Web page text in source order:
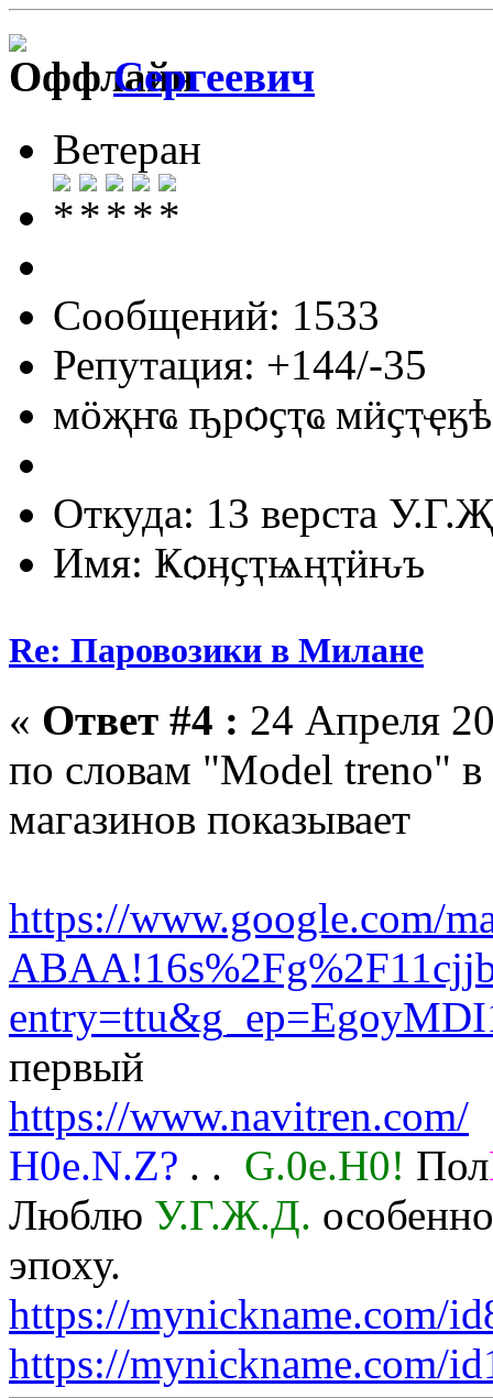
Сергеевич
Ветеран
Сообщений: 1533
Репутация: +144/-35
мӧҗҥҩ ҧрѻҫҭҩ
Откуда: 13 верста
Имя: Ҝѻӊҫҭѩңҭӥԋъ
Re: Паровозики в Милане
« Ответ #4 : 24 Апреля
по словам "Model treno"
магазинов показывает
https://www.google.com/
первый
https://www.navitren.com/
H0e.N.Z? . . G.0e.H0! Пол
Люблю У.Г.Ж.Д.
эпоху.
https://mynickname.com/
https://mynickname.com/